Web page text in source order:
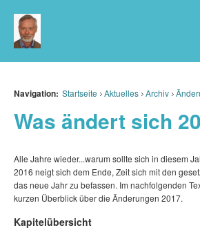
Navigation: Startseite Aktuelles Archiv
Was ändert sich
Alle Jahre wieder...warum sollte sich in diesem
2016 neigt sich dem Ende, Zeit sich mit den
das neue Jahr zu befassen. Im nachfolgenden
kurzen Überblick über die Änderungen 2017.
Kapitelübersicht